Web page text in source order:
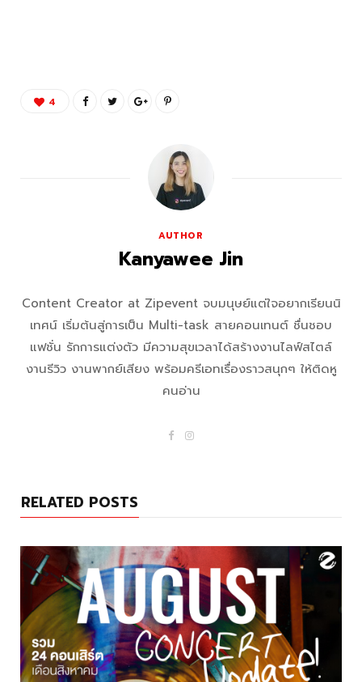
4
AUTHOR
Kanyawee Jin
Content Creator at Zipevent จบมนุษย์แต่ใจอยากเรียนนิ
เทศน์ เริ่มต้นสู่การเป็น Multi-task สายคอนเทนต์ ชื่นชอบ
แฟชั่น รักการแต่งตัว มีความสุขเวลาได้สร้างงานไลฟ์สไตล์
งานรีวิว งานพากย์เสียง พร้อมครีเอทเรื่องราวสนุกๆ ให้ติดหู
คนอ่าน
F
I
m
RELATED POSTS